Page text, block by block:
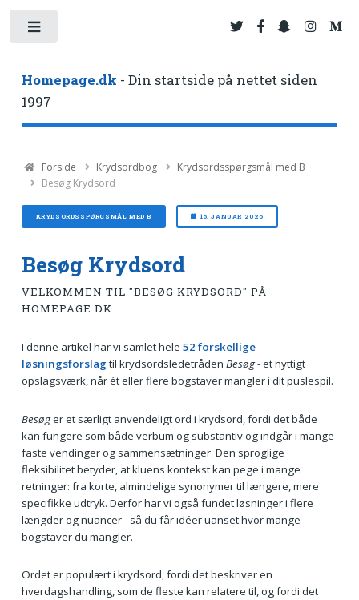
Homepage.dk - Din startside på nettet siden
1997
Forside Krydsordbog
Krydsordsspørgsmål med B
Besøg Krydsord
KRYDSORDSSPØRGSMÅL MED B 15. JANUAR 2026
Besøg Krydsord
VELKOMMEN TIL "BESØG KRYDSORD" PÅ
HOMEPAGE.DK
I denne artikel har vi samlet hele 52 forskellige
løsningsforslag til krydsordsledetråden Besøg- et nyttigt
opslagsværk, når ét eller flere bogstaver mangler i dit puslespil.
Besøger et særligt anvendeligt ord i krydsord, fordi det både
kan fungere som både verbum og substantiv og indgår i mange
faste vendinger og sammensætninger. Den sproglige
fleksibilitet betyder, at kluens kontekst kan pege i mange
retninger: fra korte, almindelige synonymer til længere, mere
specifikke udtryk. Derfor har vi også fundet løsninger i flere
længder og nuancer - så du får idéer uanset hvor mange
bogstaver du mangler.
Ordet er populært i krydsord, fordi det beskriver en
hverdagshandling, som de fleste kan relatere til, og fordi det